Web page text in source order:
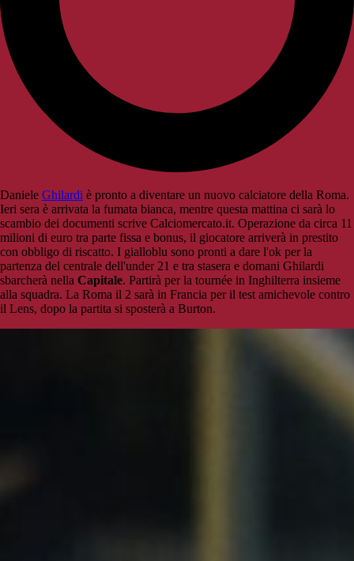
Daniele Ghilardi è pronto a diventare un nuovo calciatore della Roma.
Ieri sera è arrivata la fumata bianca, mentre questa mattina ci sarà lo
scambio dei documenti scrive Calciomercato.it. Operazione da circa 11
milioni di euro tra parte fissa e bonus, il giocatore arriverà in prestito
con obbligo di riscatto. I gialloblu sono pronti a dare l'ok per la
partenza del centrale dell'under 21 e tra stasera e domani Ghilardi
sbarcherà nella Capitale. Partirà per la tournée in Inghilterra insieme
alla squadra. La Roma il 2 sarà in Francia per il test amichevole contro
il Lens, dopo la partita si sposterà a Burton.